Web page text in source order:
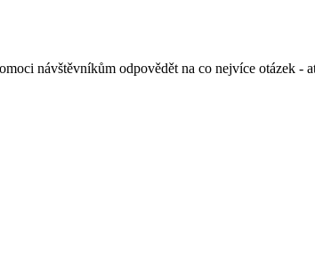
návštěvníkům odpovědět na co nejvíce otázek